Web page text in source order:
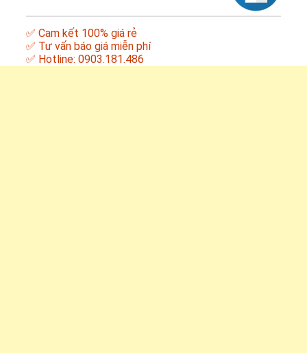
✅ Cam kết 100% giá rẻ
✅ Tư vấn báo giá miễn phí
✅ Hotline: 0903.181.486